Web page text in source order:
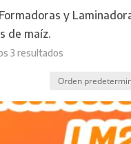
y
de maíz.
3 resultados